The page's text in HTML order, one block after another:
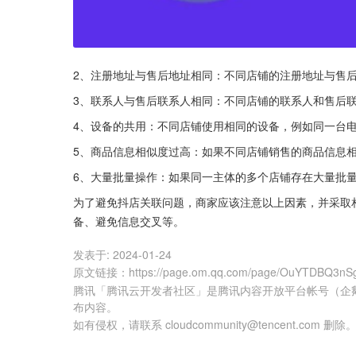
2、注册地址与售后地址相同：不同店铺的注册地址与售
3、联系人与售后联系人相同：不同店铺的联系人和售后
4、设备的共用：不同店铺使用相同的设备，例如同一台
5、商品信息相似度过高：如果不同店铺销售的商品信息
6、大量批量操作：如果同一主体的多个店铺存在大量批
为了避免抖店关联问题，商家应该注意以上因素，并采
备、避免信息交叉等。
发表于: 2024-01-24
原文链接 ： https://page.om.qq.com/page/
腾讯「腾讯云开发者社区」是腾讯内容开放平台帐号（
布内容。
如有侵权，请联系 cloudcommunity@tencent.com 删除。